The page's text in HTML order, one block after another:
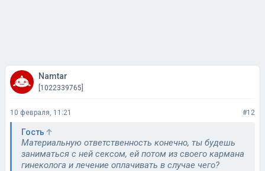
Namtar
[1022339765]
10 февраля, 11:21 #12
Гость
Материальную ответственность конечно, ты будешь
заниматься с ней сексом, ей потом из своего кармана
гинеколога и лечение оплачивать в случае чего?